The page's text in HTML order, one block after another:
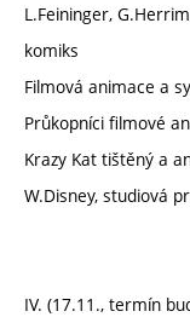
L.Feininger,
komiks
Filmová animace a
Průkopníci filmové
Krazy Kat tištěný a
W.Disney, studiová
IV. (17.11., termín